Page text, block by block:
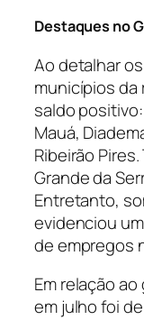
Destaques no
Ao detalhar
municípios da
saldo
Mauá,
Ribeirão
Grande da
Entretanto,
evidenciou
de empregos
Em relação
em julho foi